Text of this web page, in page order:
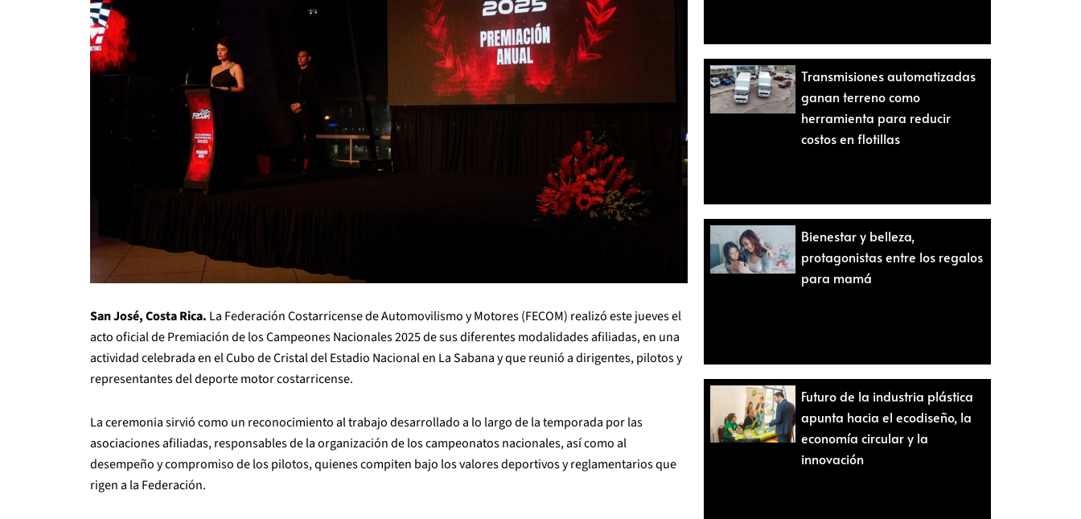
San José, Costa Rica. La Federación Costarricense de Automovilismo y Motores (FECOM) realizó este jueves el
acto oficial de Premiación de los Campeones Nacionales 2025 de sus diferentes modalidades afiliadas, en una
actividad celebrada en el Cubo de Cristal del Estadio Nacional en La Sabana y que reunió a dirigentes, pilotos y
representantes del deporte motor costarricense.
La ceremonia sirvió como un reconocimiento al trabajo desarrollado a lo largo de la temporada por las
asociaciones afiliadas, responsables de la organización de los campeonatos nacionales, así como al
desempeño y compromiso de los pilotos, quienes compiten bajo los valores deportivos y reglamentarios que
rigen a la Federación.
Transmisiones automatizadas
ganan terreno como
herramienta para reducir
costos en flotillas
Bienestar y belleza,
protagonistas entre los regalos
para mamá
Futuro de la industria plástica
apunta hacia el ecodiseño, la
economía circular y la
innovación